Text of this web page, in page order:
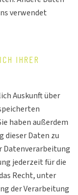
verwendet
IHRER
Auskunft über
haben außerdem
dieser Daten zu
Datenverarbeitung
jederzeit für die
Recht, unter
der Verarbeitung